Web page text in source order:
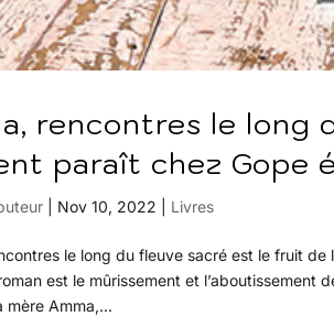
rencontres le long
paraît chez Gope
Nov 10, 2022 Livres
le long du fleuve sacré est le fruit
est le mûrissement et l’aboutissement
mère Amma,...